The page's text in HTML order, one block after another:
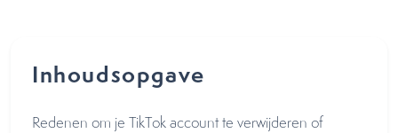
Inhoudsopgave
Redenen om je TikTok account te verwijderen of